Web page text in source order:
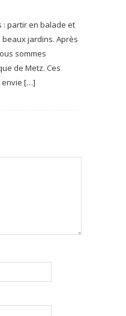
partir en balade et
jardins. Après
sommes
de Metz. Ces
envie […]